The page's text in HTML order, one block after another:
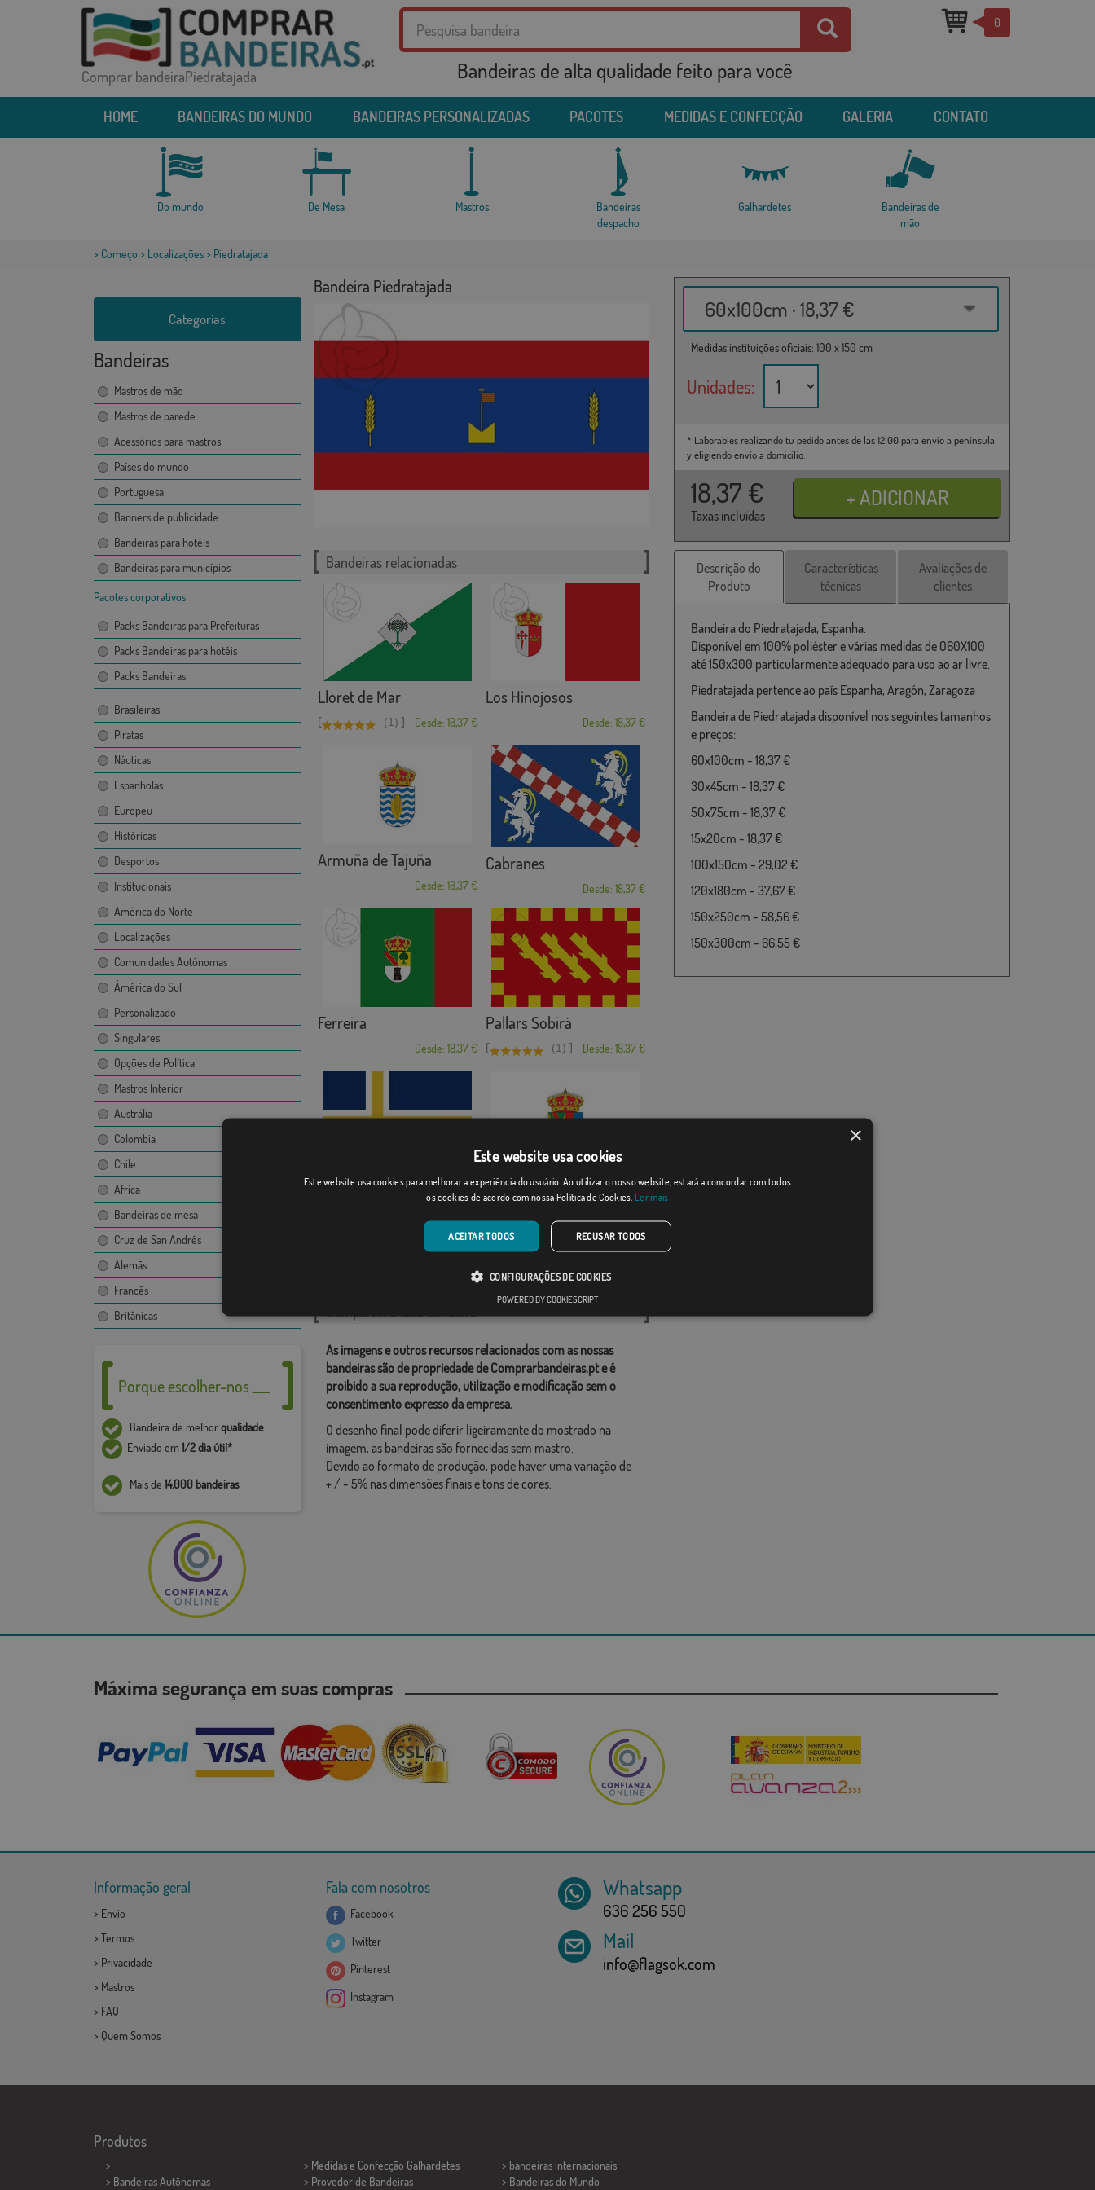
Comprar bandeiraPiedratajada Bandeiras de alta qualidade feito para você
0
HOME BANDEIRAS DO MUNDO BANDEIRAS PERSONALIZADAS PACOTES MEDIDAS E CONFECÇÃO GALERIA CONTATO
Do mundo De Mesa Mastros
Bandeiras
despacho
Galhardetes
Bandeiras de
mão
> Começo > Localizações> Piedratajada
Categorias
Bandeiras
Mastros de mão
Mastros de parede
Acessórios para mastros
Países do mundo
Portuguesa
Banners de publicidade
Bandeiras para hotéis
Bandeiras para municípios
Pacotes corporativos
Packs Bandeiras para Prefeituras
Packs Bandeiras para hotéis
Packs Bandeiras
Brasileiras
Piratas
Náuticas
Espanholas
Europeu
Históricas
Desportos
Institucionais
América do Norte
Localizações
Comunidades Autónomas
Ámérica do Sul
Personalizado
Singulares
Opções de Política
Mastros Interior
Austrália
Colombia
Chile
Africa
Bandeiras de mesa
Cruz de San Andrés
Alemãs
Francês
Britânicas
Porque escolher-nos ___
Bandeira de melhorqualidade
Enviado em1/2 dia útil*
Mais de 14.000 bandeiras
Bandeira Piedratajada
60x100cm · 18,37 €
Medidas instituições oficiais: 100 x 150 cm
Unidades:
* Laborables realizando tu pedido antes de las 12:00 para envío a península
y eligiendo envío a domicilio.
18,37 €
Taxas incluídas
Bandeiras relacionadas
Lloret de Mar
[ (1) ] Desde: 18,37 €
Los Hinojosos
Desde: 18,37 €
Armuña de Tajuña
Desde: 18,37 €
Cabranes
Desde: 18,37 €
Ferreira
Desde: 18,37 €
Pallars Sobirá
[ (1) ] Desde: 18,37 €
Roslagen Tamajón
Categorias relacionadas:
Compartilhe esta bandeira
As imagens e outros recursos relacionados com as nossas
bandeiras são de propriedade de Comprarbandeiras.pt e é
proibido a sua reprodução, utilização e modificação sem o
consentimento expresso da empresa.
O desenho final pode diferir ligeiramente do mostrado na
imagem, as bandeiras são fornecidas sem mastro.
Devido ao formato de produção, pode haver uma variação de
+ / - 5% nas dimensões finais e tons de cores.
Descrição do
Produto
Características
técnicas
Avaliações de
clientes
Bandeira do Piedratajada, Espanha.
Disponível em 100% poliéster e várias medidas de 060X100
até 150x300 particularmente adequado para uso ao ar livre.
Piedratajada pertence ao país Espanha, Aragón, Zaragoza
Bandeira de Piedratajada disponível nos seguintes tamanhos
e preços:
60x100cm - 18,37 €
30x45cm - 18,37 €
50x75cm - 18,37 €
15x20cm - 18,37 €
100x150cm - 29,02 €
120x180cm - 37,67 €
150x250cm - 58,56 €
150x300cm - 66,55 €
Máxima segurança em suas compras
Informação geral
> Envio
> Termos
> Privacidade
> Mastros
> FAQ
> Quem Somos
Fala com nosotros
Facebook
Twitter
Pinterest
Instagram
Whatsapp
636 256 550
Mail
info@flagsok.com
Produtos
>
> Bandeiras Autônomas
> Medidas e Confecção Galhardetes
> Provedor de Bandeiras
> bandeiras internacionais
> Bandeiras do Mundo
×
Este website usa cookies
Este website usa cookies para melhorar a experiência do usuário. Ao utilizar o nosso website, estará a concordar com todos
os cookies de acordo com nossa Política de Cookies. Ler mais
ACEITAR TODOS RECUSAR TODOS
CONFIGURAÇÕES DE COOKIES
POWERED BY COOKIESCRIPT